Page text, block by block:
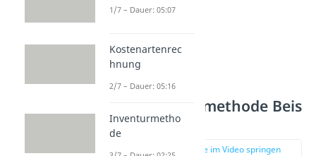
Skontrationsmethode Beis
piel
zur Stelle im Video springen
1/7 – Dauer: 05:07
Kostenartenrec
hnung
2/7 – Dauer: 05:16
Inventurmetho
de